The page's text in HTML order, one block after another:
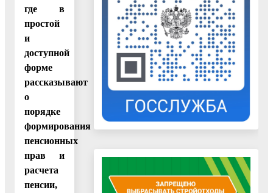
где в
простой
и
доступной
форме
рассказывают
о
порядке
формирования
пенсионных
прав и
расчета
пенсии,